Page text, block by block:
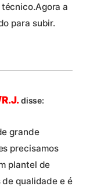
a
para subir.
disse:
grande
precisamos
plantel de
qualidade e é